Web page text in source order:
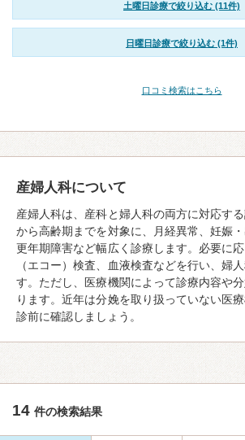
土曜日診療で絞り込む (11件)
日曜日診療で絞り込む (1件)
口コミ検索はこちら
産婦人科について
産婦人科は、産科と婦人科の両方に対応す
から高齢期までを対象に、月経異常、妊娠・
更年期障害など幅広く診療します。必要に
（エコー）検査、血液検査などを行い、婦
す。ただし、医療機関によって診療内容や
ります。近年は分娩を取り扱っていない医
診前に確認しましょう。
14 件の検索結果